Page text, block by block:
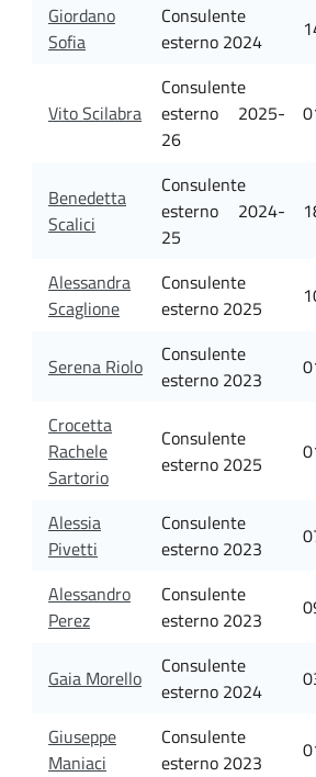
Giordano
Sofia
Consulente
esterno 2024
Vito Scilabra
Consulente
esterno 2025-
26
Benedetta
Scalici
Consulente
esterno 2024-
25
Alessandra
Scaglione
Consulente
esterno 2025
Serena Riolo
Consulente
esterno 2023
Crocetta
Rachele
Sartorio
Consulente
esterno 2025
Alessia
Pivetti
Consulente
esterno 2023
Alessandro
Perez
Consulente
esterno 2023
Gaia Morello
Consulente
esterno 2024
Giuseppe
Maniaci
Consulente
esterno 2023